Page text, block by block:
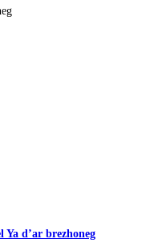
Ya d’ar brezhoneg